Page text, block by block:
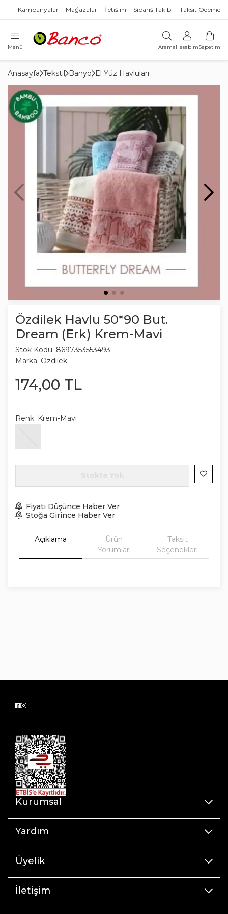
Kampanyalar Mağazalar İletişim Sipariş Takibi Taksit Ödeme
Menü AramaHesabımSepetim
Anasayfa Tekstil Banyo El Yüz Havluları
Özdilek Havlu 50*90 But.
Dream (Erk) Krem-Mavi
Stok Kodu: 8697353553493
Marka: Özdilek
174,00 TL
Renk: Krem-Mavi
Fiyatı Düşünce Haber Ver
Stoğa Girince Haber Ver
Açıklama
Ürün
Yorumları
Taksit
Seçenekleri
Kurumsal
Yardım
Üyelik
İletişim